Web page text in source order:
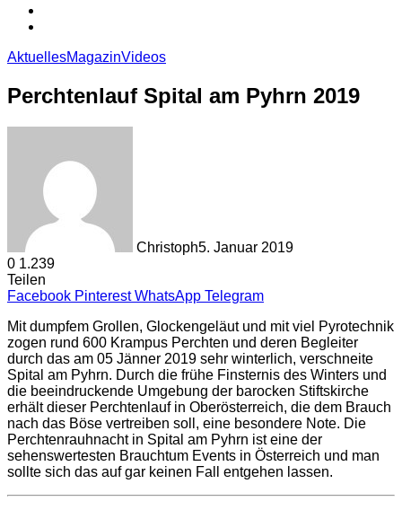
AktuellesMagazinVideos
Perchtenlauf Spital am Pyhrn 2019
Christoph5. Januar 2019
0 1.239
Teilen
Facebook Pinterest WhatsApp Telegram
Mit dumpfem Grollen, Glockengeläut und mit viel Pyrotechnik
zogen rund 600 Krampus Perchten und deren Begleiter
durch das am 05 Jänner 2019 sehr winterlich, verschneite
Spital am Pyhrn. Durch die frühe Finsternis des Winters und
die beeindruckende Umgebung der barocken Stiftskirche
erhält dieser Perchtenlauf in Oberösterreich, die dem Brauch
nach das Böse vertreiben soll, eine besondere Note. Die
Perchtenrauhnacht in Spital am Pyhrn ist eine der
sehenswertesten Brauchtum Events in Österreich und man
sollte sich das auf gar keinen Fall entgehen lassen.